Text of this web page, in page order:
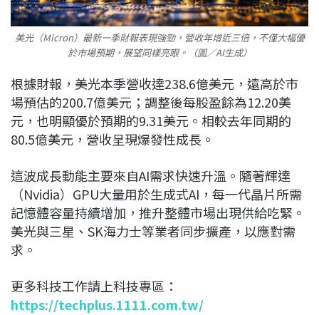
美光（Micron）最新一季財報表現強勁，營收年增近三倍，不僅大幅優
於市場預期，展望同樣亮眼。（圖／AI生成）
根據財報，美光本季營收達238.6億美元，遠高於市
場預估的200.7億美元；調整後每股盈餘為12.20美
元，也明顯優於預期的9.31美元。相較去年同期的
80.5億美元，營收呈現爆發性成長。
這波成長動能主要來自AI需求快速升溫。隨著輝達
（Nvidia）GPU大量用於生成式AI，每一代晶片所需
記憶體容量持續增加，推升整體市場出現供給吃緊。
美光與三星、SK海力士等業者同步擴產，以應對需
求。
更多科技工作請上科技專區：
https://techplus.1111.com.tw/